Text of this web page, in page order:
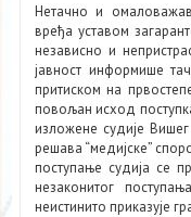
Нетачно и
вређа уставом
независно и
јавност информише
притиском на
повољан исход
изложене судије
решава “медијске”
поступање судија се
незаконитог
неистинито приказује